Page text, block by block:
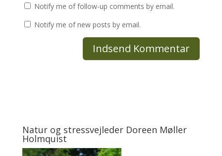
Notify me of follow-up comments by email.
Notify me of new posts by email.
Natur og stressvejleder Doreen Møller
Holmquist